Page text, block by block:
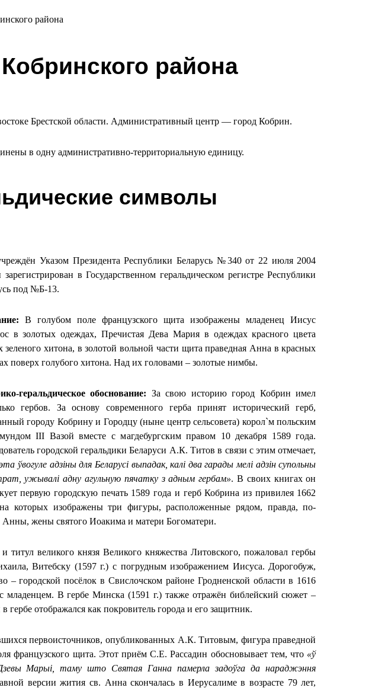
района
района
Брестской области. Административный центр — город Кобрин.
в одну административно-территориальную единицу.
символы
Указом Президента Республики Беларусь №340 от 22 июля 2004
зарегистрирован в Государственном геральдическом регистре Республики
под №Б-13.
В голубом поле французского щита изображены младенец Иисус
в золотых одеждах, Пречистая Дева Мария в одеждах красного цвета
зеленого хитона, в золотой вольной части щита праведная Анна в красных
поверх голубого хитона. Над их головами – золотые нимбы.
геральдическое обоснование: За свою историю город Кобрин имел
гербов. За основу современного герба принят исторический герб,
городу Кобрину и Городцу (ныне центр сельсовета) корол`м польским
III Вазой вместе с магдебургским правом 10 декабря 1589 года.
городской геральдики Беларуси А.К. Титов в связи с этим отмечает,
ўвогуле адзіны для Беларусі выпадак, калі два гарады мелі адзін супольны
ужывалі адну агульную пячатку з адным гербам». В своих книгах он
первую городскую печать 1589 года и герб Кобрина из привилея 1662
которых изображены три фигуры, расположенные рядом, правда, по-
жены святого Иоакима и матери Богоматери.
великого князя Великого княжества Литовского, пожаловал гербы
Витебску (1597 г.) с погрудным изображением Иисуса. Дорогобуж,
– городской посёлок в Свислочском районе Гродненской области в 1616
В гербе Минска (1591 г.) также отражён библейский сюжет –
отображался как покровитель города и его защитник.
первоисточников, опубликованных А.К. Титовым, фигура праведной
французского щита. Этот приём С.Е. Рассадин обосновывает тем, что «ў
Марыі, таму што Святая Ганна памерла задоўга да нараджэння
версии жития св. Анна скончалась в Иерусалиме в возрасте 79 лет,